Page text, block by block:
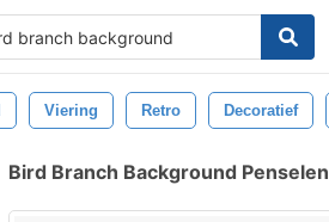
Viering Retro Decoratief
Bird Branch Background Penselen